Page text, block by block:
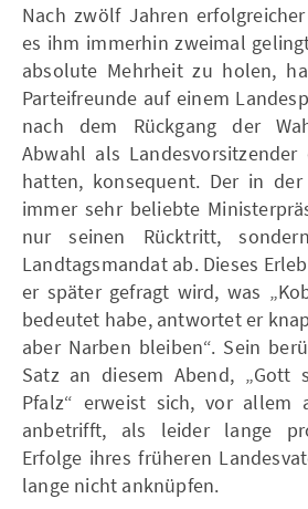
Nach zwölf Jahren
es ihm immerhin zweimal
absolute Mehrheit zu holen,
Parteifreunde auf einem
nach dem Rückgang der
Abwahl als Landesvorsitzender
hatten, konsequent. Der in
immer sehr beliebte
nur seinen Rücktritt,
Landtagsmandat ab. Dieses
er später gefragt wird, was
bedeutet habe, antwortet er
aber Narben bleiben“. Sein
Satz an diesem Abend, „Gott
Pfalz“ erweist sich, vor allem
anbetrifft, als leider lange
Erfolge ihres früheren
lange nicht anknüpfen.